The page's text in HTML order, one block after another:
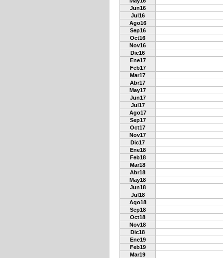
Jun16
Jul16
Ago16
Sep16
Oct16
Nov16
Dic16
Ene17
Feb17
Mar17
Abr17
May17
Jun17
Jul17
Ago17
Sep17
Oct17
Nov17
Dic17
Ene18
Feb18
Mar18
Abr18
May18
Jun18
Jul18
Ago18
Sep18
Oct18
Nov18
Dic18
Ene19
Feb19
Mar19